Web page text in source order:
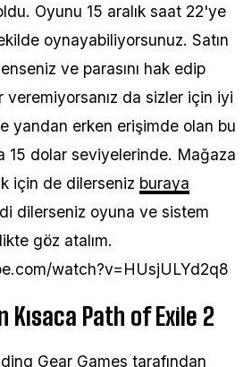
Oyunu 15 aralık saat 22'ye
oynayabiliyorsunuz. Satın
ve parasını hak edip
da sizler için iyi
yandan erken erişimde olan bu
15 dolar seviyelerinde. Mağaza
için de dilerseniz buraya
dilerseniz oyuna ve sistem
göz atalım.
watch?v=HUsjULYd2q8
Path of Exile 2
Gear Games tarafından